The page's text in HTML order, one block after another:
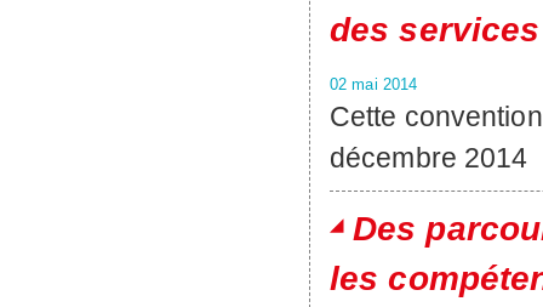
des
02 mai 2014
Cette
décembre 2014
Des
les